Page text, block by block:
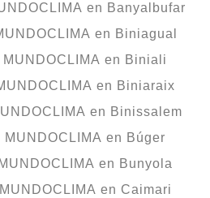
en Banyalbufar
en Biniagual
en Biniali
en Biniaraix
en Binissalem
en Búger
en Bunyola
en Caimari